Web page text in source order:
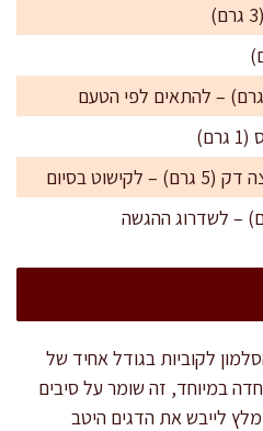
לקוביות בגודל אחיד של
חדה במיוחד, זה שומר על סיבים
לייבש את הדגים היטב